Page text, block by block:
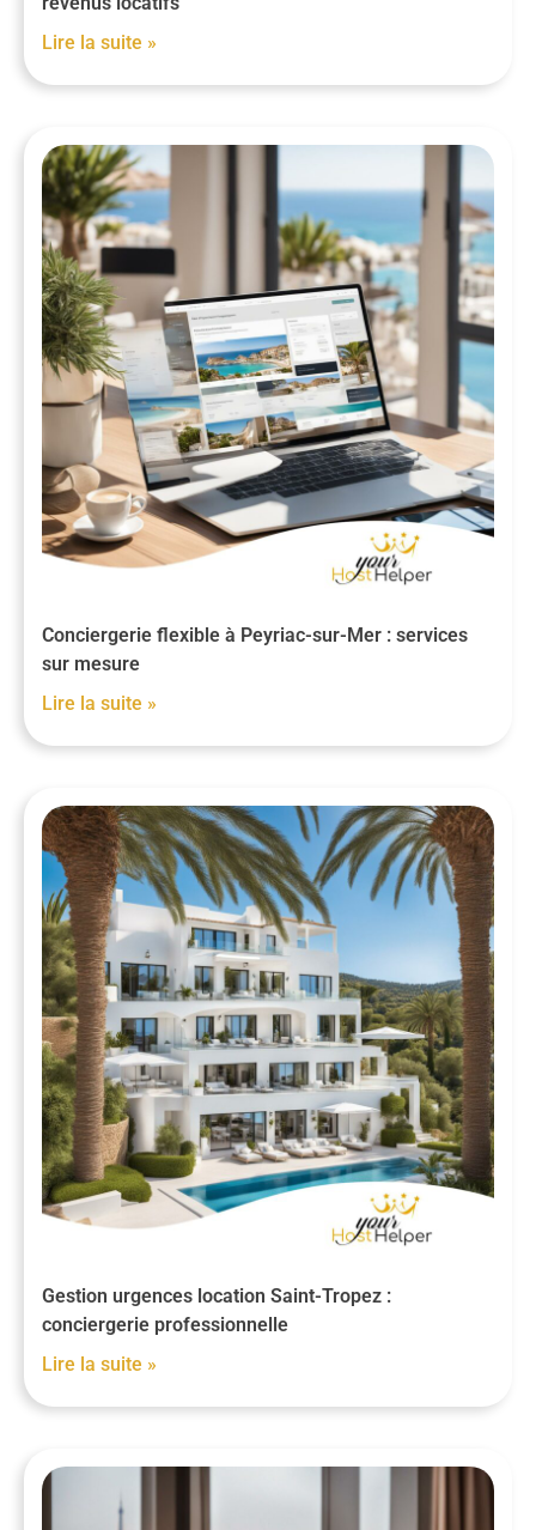
Lire la suite »
Conciergerie flexible à Peyriac-sur-Mer : services
sur mesure
Lire la suite »
Gestion urgences location Saint-Tropez :
conciergerie professionnelle
Lire la suite »